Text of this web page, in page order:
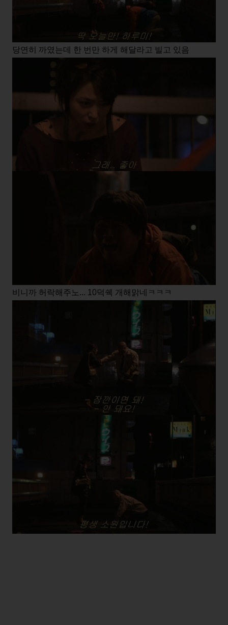
당연히 까였는데 한 번만 하게 해달라고 빌고 있음
비니까 허락해주노... 10덕쉑 개해맑네ㅋㅋㅋ